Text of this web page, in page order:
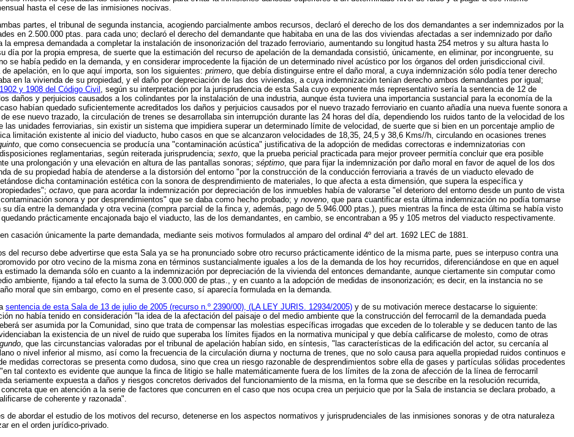
hasta el cese de las inmisiones nocivas.
partes, el tribunal de segunda instancia, acogiendo parcialmente ambos recursos, declaró el derecho de los dos demandantes a ser indemnizados por la
en 2.500.000 ptas. para cada uno; declaró el derecho del demandante que habitaba en una de las dos viviendas afectadas a ser indemnizado por daño
empresa demandada a completar la instalación de insonorización del trazado ferroviario, aumentando su longitud hasta 254 metros y su altura hasta lo
día por la propia empresa, de suerte que la estimación del recurso de apelación de la demandada consistió, únicamente, en eliminar, por incongruente, su
se había pedido en la demanda, y en considerar improcedente la fijación de un determinado nivel acústico por los órganos del orden jurisdiccional civil.
apelación, en lo que aquí importa, son los siguientes: primero , que debía distinguirse entre el daño moral, a cuya indemnización sólo podía tener derecho
en la vivienda de su propiedad, y el daño por depreciación de las dos viviendas, a cuya indemnización tenían derecho ambos demandantes por igual;
y 1908 del Código Civil
, según su interpretación por la jurisprudencia de esta Sala cuyo exponente más representativo sería la sentencia de 12 de
daños y perjuicios causados a los colindantes por la instalación de una industria, aunque ésta tuviera una importancia sustancial para la economía de la
caso habían quedado suficientemente acreditados los daños y perjuicios causados por el nuevo trazado ferroviario en cuanto añadía una nueva fuente sonora a
de ese nuevo trazado, la circulación de trenes se desarrollaba sin interrupción durante las 24 horas del día, dependiendo los ruidos tanto de la velocidad de los
unidades ferroviarias, sin existir un sistema que impidiera superar un determinado límite de velocidad, de suerte que si bien en un porcentaje amplio de
limitación existente al inicio del viaducto, hubo casos en que se alcanzaron velocidades de 18,35, 24,5 y 38,6 Kms//h, circulando en ocasiones trenes
, que como consecuencia se producía una "contaminación acústica" justificativa de la adopción de medidas correctoras e indemnizatorias con
reglamentarias, según reiterada jurisprudencia; sexto , que la prueba pericial practicada para mejor proveer permitía concluir que era posible
una prolongación y una elevación en altura de las pantallas sonoras; séptimo , que para fijar la indemnización por daño moral en favor de aquel de los dos
de su propiedad había de atenderse a la distorsión del entorno "por la construcción de la conducción ferroviaria a través de un viaducto elevado de
dicha contaminación estética con la sonora de desprendimiento de materiales, lo que afecta a esta dimensión, que supera la específica y
octavo , que para acordar la indemnización por depreciación de los inmuebles había de valorarse "el deterioro del entorno desde un punto de vista
sonora y por desprendimientos" que se daba como hecho probado; y noveno , que para cuantificar esta última indemnización no podía tomarse
día entre la demandada y otra vecina (compra parcial de la finca y, además, pago de 5.946.000 ptas.), pues mientras la finca de esta última se había visto
prácticamente encajonada bajo el viaducto, las de los demandantes, en cambio, se encontraban a 95 y 105 metros del viaducto respectivamente.
casación únicamente la parte demandada, mediante seis motivos formulados al amparo del ordinal 4º del art. 1692 LEC de 1881.
del recurso debe advertirse que esta Sala ya se ha pronunciado sobre otro recurso prácticamente idéntico de la misma parte, pues se interpuso contra una
por otro vecino de la misma zona en términos sustancialmente iguales a los de la demanda de los hoy recurridos, diferenciándose en que en aquel
la demanda sólo en cuanto a la indemnización por depreciación de la vivienda del entonces demandante, aunque ciertamente sin computar como
ambiente, fijando a tal efecto la suma de 3.000.000 de ptas., y en cuanto a la adopción de medidas de insonorización; es decir, en la instancia no se
moral que sin embargo, como en el presente caso, sí aparecía formulada en la demanda.
sentencia de esta Sala de 13 de julio de 2005 (recurso n.º 2390/00), (LA LEY JURIS. 12934/2005) y de su motivación merece destacarse lo siguiente:
no había tenido en consideración "la idea de la afectación del paisaje o del medio ambiente que la construcción del ferrocarril de la demandada pueda
ser asumida por la Comunidad, sino que trata de compensar las molestias específicas irrogadas que exceden de lo tolerable y se deducen tanto de las
la existencia de un nivel de ruido que superaba los límites fijados en la normativa municipal y que debía calificarse de molesto, como de otras
, que las circunstancias valoradas por el tribunal de apelación habían sido, en síntesis, "las características de la edificación del actor, su cercanía al
o nivel inferior al mismo, así como la frecuencia de la circulación diurna y nocturna de trenes, que no solo causa para aquella propiedad ruidos continuos e
medidas correctoras se presenta como dudosa, sino que crea un riesgo razonable de desprendimientos sobre ella de gases y partículas sólidas procedentes
"en tal contexto es evidente que aunque la finca de litigio se halle matemáticamente fuera de los límites de la zona de afección de la línea de ferrocarril
seriamente expuesta a daños y riesgos concretos derivados del funcionamiento de la misma, en la forma que se describe en la resolución recurrida,
que en atención a la serie de factores que concurren en el caso que nos ocupa crea un perjuicio que por la Sala de instancia se declara probado, a
de coherente y razonada".
de abordar el estudio de los motivos del recurso, detenerse en los aspectos normativos y jurisprudenciales de las inmisiones sonoras y de otra naturaleza
en el orden jurídico-privado.